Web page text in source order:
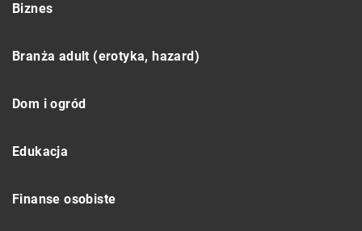
Biznes
Branża adult (erotyka, hazard)
Dom i ogród
Edukacja
Finanse osobiste